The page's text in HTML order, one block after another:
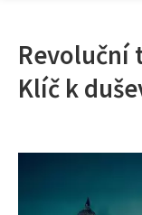
Revoluční
Klíč k